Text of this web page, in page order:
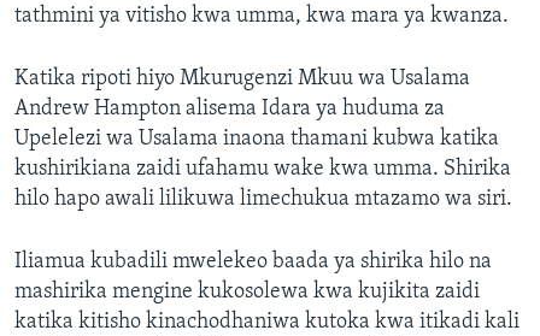
tathmini ya vitisho kwa umma, kwa mara ya kwanza.
Katika ripoti hiyo Mkurugenzi Mkuu wa Usalama
Andrew Hampton alisema Idara ya huduma za
Upelelezi wa Usalama inaona thamani kubwa katika
kushirikiana zaidi ufahamu wake kwa umma. Shirika
hilo hapo awali lilikuwa limechukua mtazamo wa siri.
Iliamua kubadili mwelekeo baada ya shirika hilo na
mashirika mengine kukosolewa kwa kujikita zaidi
katika kitisho kinachodhaniwa kutoka kwa itikadi kali